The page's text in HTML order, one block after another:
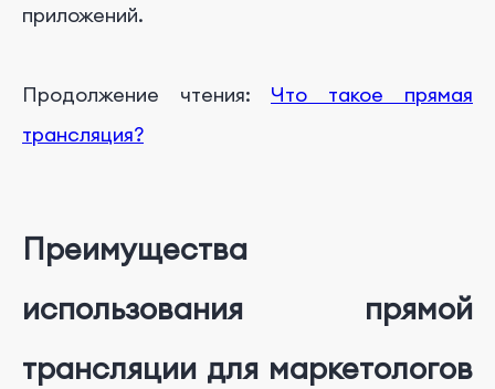
приложений.
Продолжение чтения: Что такое прямая
трансляция?
Преимущества
использования прямой
трансляции для маркетологов